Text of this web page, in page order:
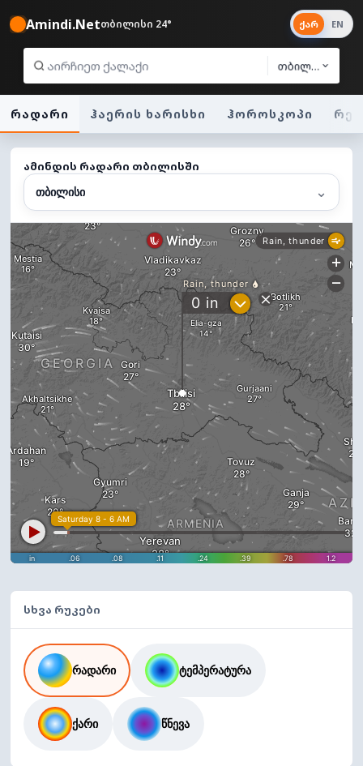
Amindi.Netთბილისი 24°
თბილისი
ქარ EN
რადარი ჰაერის ხარისხი ჰოროსკოპი
ამინდის რადარი თბილისში
თბილისი ⌄
სხვა რუკები
რადარი ტემპერატურა
ქარი წნევა